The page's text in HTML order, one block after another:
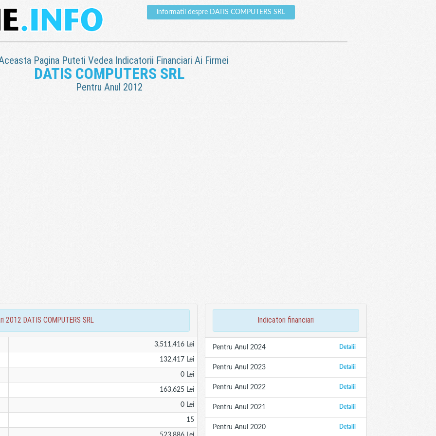
informatii despre DATIS COMPUTERS SRL
Pagina Puteti Vedea Indicatorii Financiari Ai Firmei
DATIS COMPUTERS SRL
Pentru Anul 2012
2012 DATIS COMPUTERS SRL
3,511,416 Lei
132,417 Lei
0 Lei
163,625 Lei
0 Lei
15
indicatori financiari
Detalii
Pentru Anul 2024
Detalii
Pentru Anul 2023
Detalii
Pentru Anul 2022
Detalii
Pentru Anul 2021
Detalii
Pentru Anul 2020